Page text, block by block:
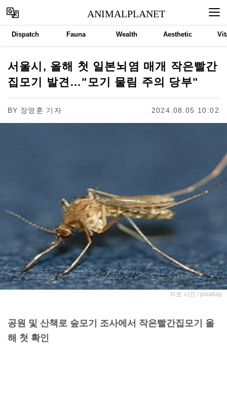
ANIMALPLANET
Dispatch Fauna Wealth Aesthetic
서울시, 올해 첫 일본뇌염 매개 작은빨간
집모기 발견…"모기 물림 주의 당부"
BY 장영훈 기자 2024.08.05 10:02
자료 사진 / pixabay
공원 및 산책로 숲모기 조사에서 작은빨간집모기 올
해 첫 확인